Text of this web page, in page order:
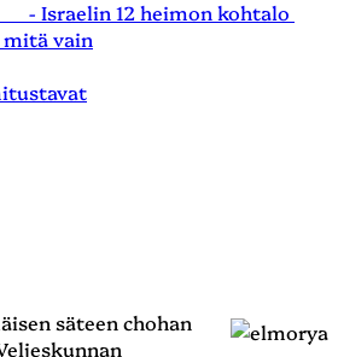
12 heimon kohtalo
vain
säteen chohan